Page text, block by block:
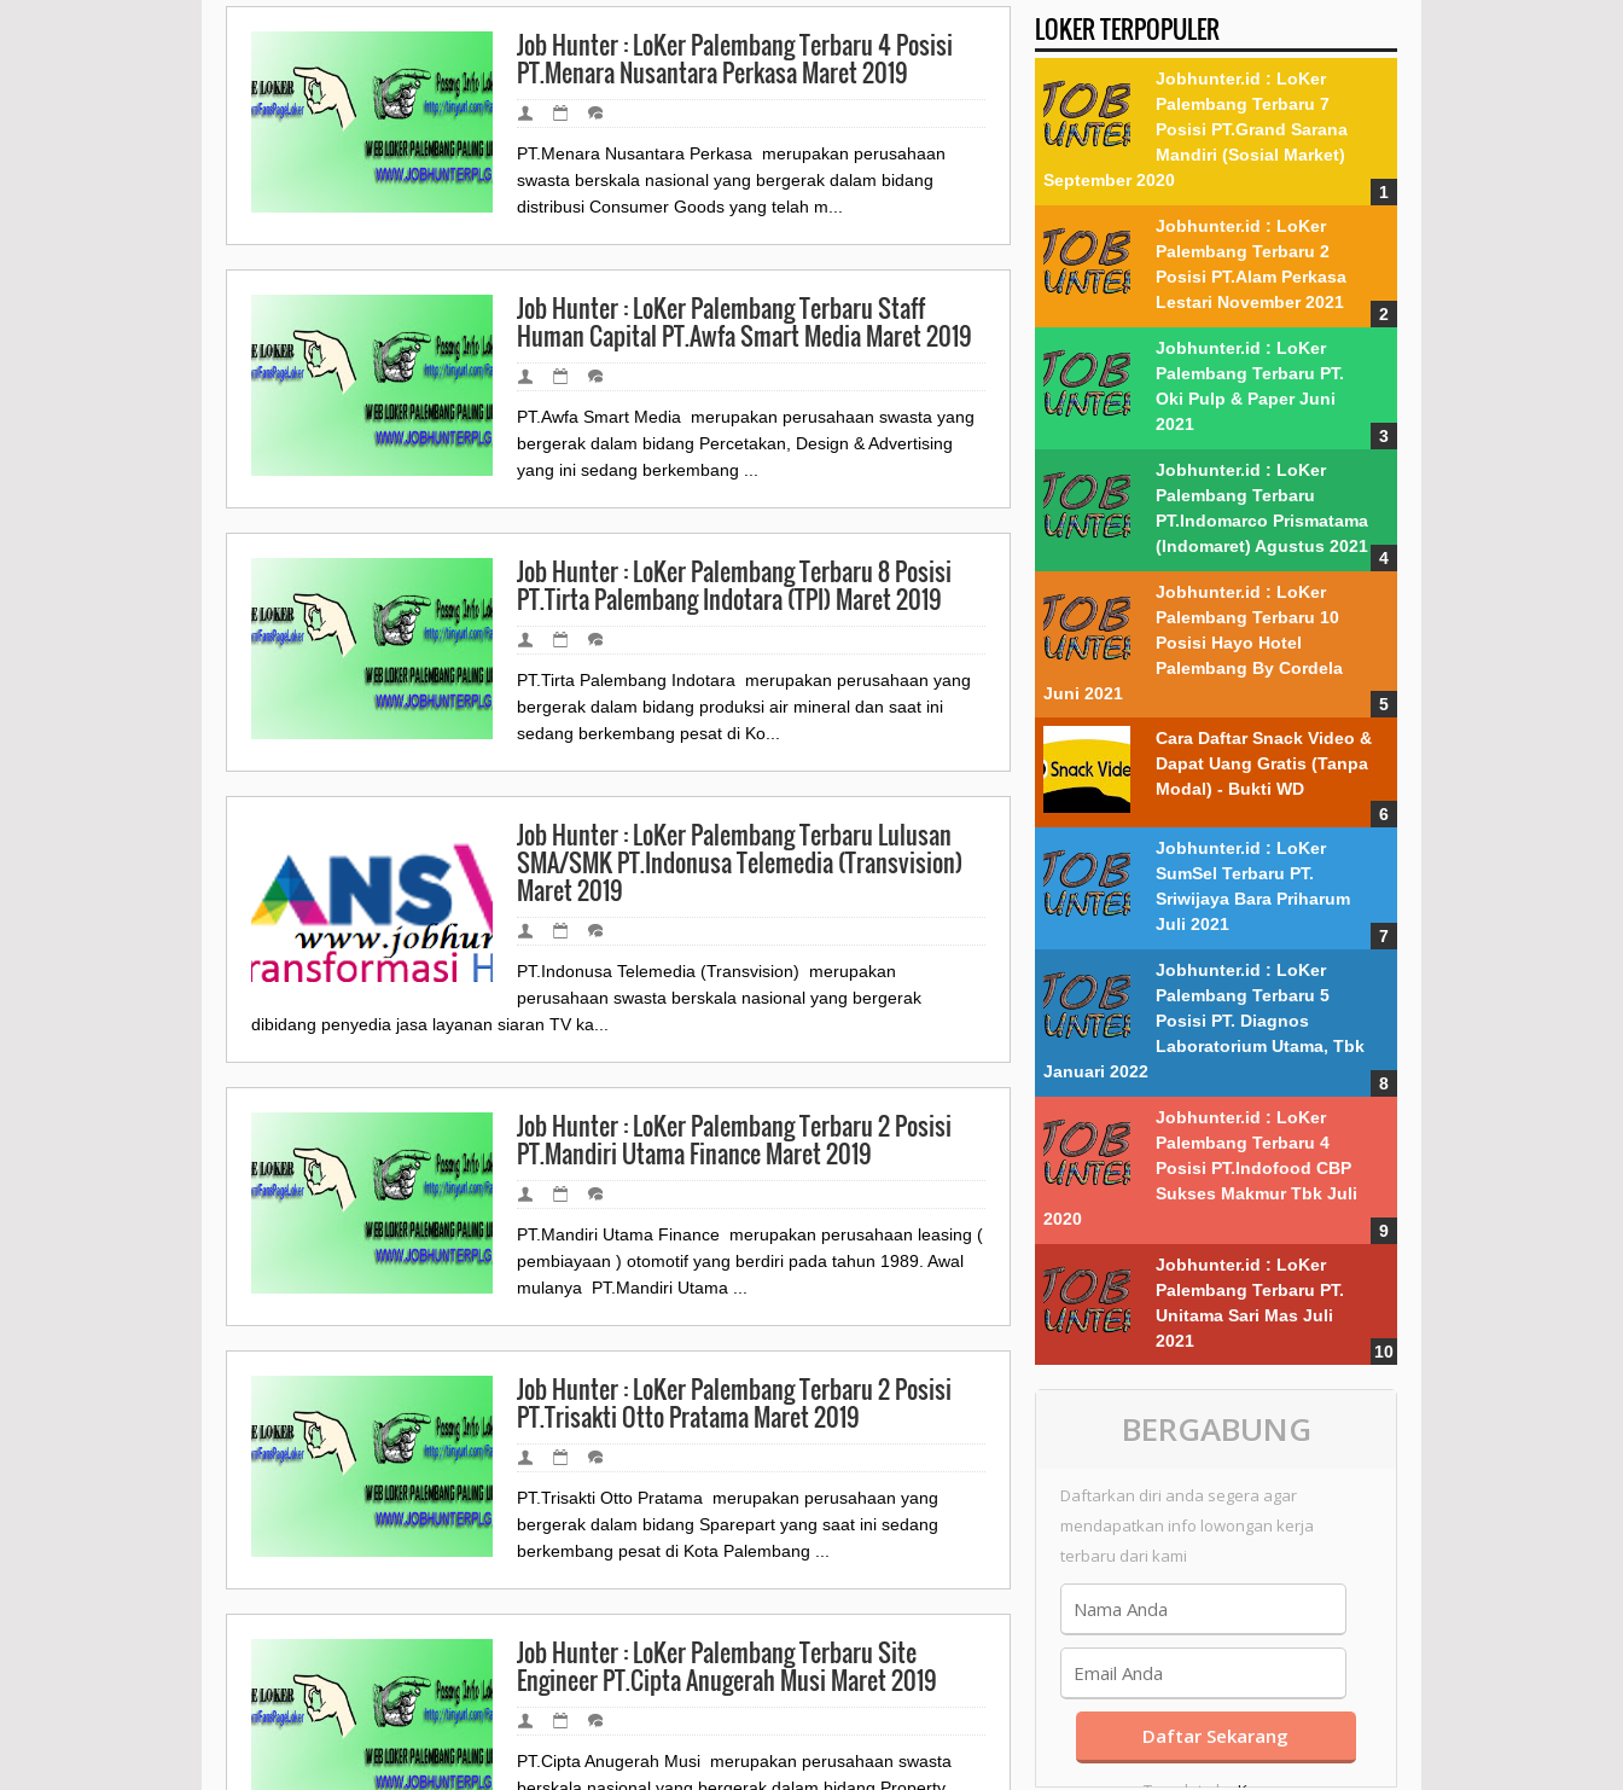
Job Hunter : LoKer Palembang Terbaru 4 Posisi
PT.Menara Nusantara Perkasa Maret 2019
PT.Menara Nusantara Perkasa merupakan perusahaan
swasta berskala nasional yang bergerak dalam bidang
distribusi Consumer Goods yang telah m...
Job Hunter : LoKer Palembang Terbaru Staff
Human Capital PT.Awfa Smart Media Maret 2019
PT.Awfa Smart Media merupakan perusahaan swasta yang
bergerak dalam bidang Percetakan, Design & Advertising
yang ini sedang berkembang ...
Job Hunter : LoKer Palembang Terbaru 8 Posisi
PT.Tirta Palembang Indotara (TPI) Maret 2019
PT.Tirta Palembang Indotara merupakan perusahaan yang
bergerak dalam bidang produksi air mineral dan saat ini
sedang berkembang pesat di Ko...
Job Hunter : LoKer Palembang Terbaru Lulusan
SMA/SMK PT.Indonusa Telemedia (Transvision)
Maret 2019
PT.Indonusa Telemedia (Transvision) merupakan
perusahaan swasta berskala nasional yang bergerak
dibidang penyedia jasa layanan siaran TV ka...
Job Hunter : LoKer Palembang Terbaru 2 Posisi
PT.Mandiri Utama Finance Maret 2019
PT.Mandiri Utama Finance merupakan perusahaan leasing (
pembiayaan ) otomotif yang berdiri pada tahun 1989. Awal
mulanya PT.Mandiri Utama ...
Job Hunter : LoKer Palembang Terbaru 2 Posisi
PT.Trisakti Otto Pratama Maret 2019
PT.Trisakti Otto Pratama merupakan perusahaan yang
bergerak dalam bidang Sparepart yang saat ini sedang
berkembang pesat di Kota Palembang ...
Job Hunter : LoKer Palembang Terbaru Site
Engineer PT.Cipta Anugerah Musi Maret 2019
PT.Cipta Anugerah Musi merupakan perusahaan swasta
LOKER TERPOPULER
Jobhunter.id : LoKer
Palembang Terbaru 7
Posisi PT.Grand Sarana
Mandiri (Sosial Market)
September 2020
Jobhunter.id : LoKer
Palembang Terbaru 2
Posisi PT.Alam Perkasa
Lestari November 2021
Jobhunter.id : LoKer
Palembang Terbaru PT.
Oki Pulp & Paper Juni
2021
Jobhunter.id : LoKer
Palembang Terbaru
PT.Indomarco Prismatama
(Indomaret) Agustus 2021
Jobhunter.id : LoKer
Palembang Terbaru 10
Posisi Hayo Hotel
Palembang By Cordela
Juni 2021
Cara Daftar Snack Video &
Dapat Uang Gratis (Tanpa
Modal) - Bukti WD
Jobhunter.id : LoKer
SumSel Terbaru PT.
Sriwijaya Bara Priharum
Juli 2021
Jobhunter.id : LoKer
Palembang Terbaru 5
Posisi PT. Diagnos
Laboratorium Utama, Tbk
Januari 2022
Jobhunter.id : LoKer
Palembang Terbaru 4
Posisi PT.Indofood CBP
Sukses Makmur Tbk Juli
2020
Jobhunter.id : LoKer
Palembang Terbaru PT.
Unitama Sari Mas Juli
2021
BERGABUNG
Daftarkan diri anda segera agar
mendapatkan info lowongan kerja
terbaru dari kami